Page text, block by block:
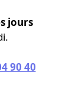
jours
90 40